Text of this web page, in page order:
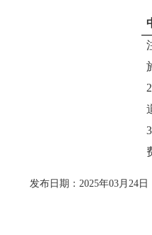
发布日期：2025年03月24日